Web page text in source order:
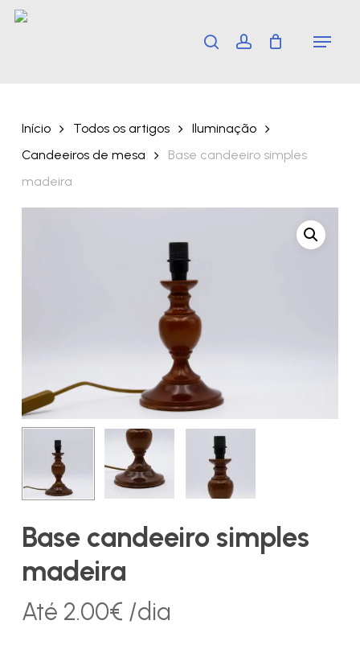
Skip
search account Menu
Início Todos os artigos
Iluminação
Candeeiros de mesa
Base candeeiro simples
madeira
Base candeeiro simples
madeira
Até 2.00€ /dia